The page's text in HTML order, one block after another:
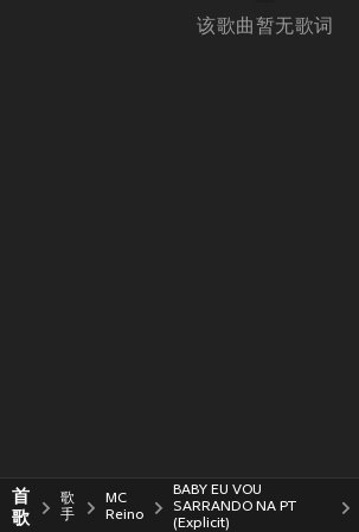
该歌曲暂无歌词
首
歌
歌
手
MC
Reino
BABY EU VOU
SARRANDO NA PT
(Explicit)